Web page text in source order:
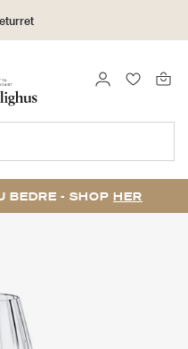
LOG IND
BEDRE - SHOP HER